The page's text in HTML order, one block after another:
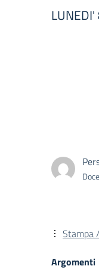
Stampa
Argomenti